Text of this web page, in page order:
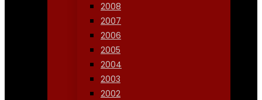
2008
2007
2006
2005
2004
2003
2002